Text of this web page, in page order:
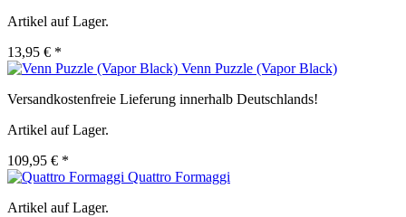
Artikel auf Lager.
13,95 € *
Venn Puzzle (Vapor Black)
Versandkostenfreie Lieferung innerhalb Deutschlands!
Artikel auf Lager.
109,95 € *
Quattro Formaggi
Artikel auf Lager.